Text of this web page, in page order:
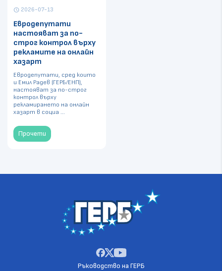
schedule 2026-07-13
Евродепутати
настояват за по-
строг контрол върху
рекламите на онлайн
хазарт
Евродепутати, сред които
и Емил Радев (ГЕРБ/ЕНП),
настояват за по-строг
контрол върху
рекламирането на онлайн
хазарт в социа ...
Прочети
Ръководство на ГЕРБ